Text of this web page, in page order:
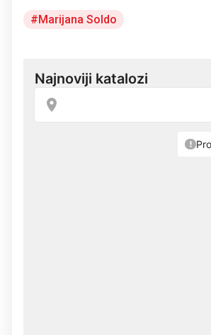
Marijana Soldo